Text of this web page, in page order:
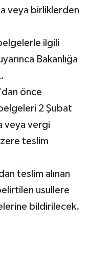
veya birliklerden
ilgili
Bakanlığa
önce
belgeleri 2 Şubat
veya vergi
teslim
teslim alınan
usullere
bildirilecek.